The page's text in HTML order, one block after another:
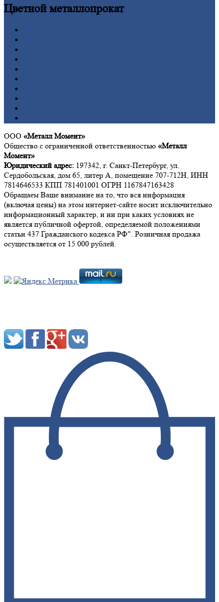
Цветнойметаллопрокат
ООО «Металл Момент»
Общество с ограниченной ответственностью «Металл
Момент»
Юридический адрес: 197342, г. Санкт-Петербург, ул.
Сердобольская, дом 65, литер А, помещение 707-712Н, ИНН
7814646533 КПП 781401001 ОГРН 1167847163428
Обращаем Ваше внимание на то, что вся информация
(включая цены) на этом интернет-сайте носит исключительно
информационный характер, и ни при каких условиях не
является публичной офертой, определяемой положениями
статьи 437 Гражданского кодекса РФ". Розничная продажа
осуществляется от 15 000 рублей.